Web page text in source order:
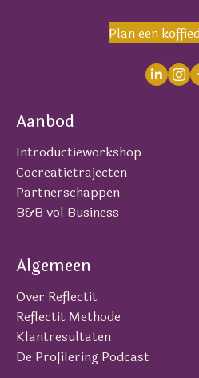
Plan een
Aanbod
Introductieworkshop
Cocreatietrajecten
Partnerschappen
B&B vol Business
Algemeen
Over Reflectit
Reflectit Methode
Klantresultaten
De Profilering Podcast